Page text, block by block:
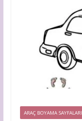
ARAÇ BOYAMA SAYFALARI